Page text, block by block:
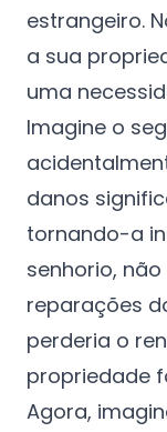
estrangeiro.
a sua
uma
Imagine o
danos
tornando-a
senhorio,
reparações
perderia o
propriedade
Agora,